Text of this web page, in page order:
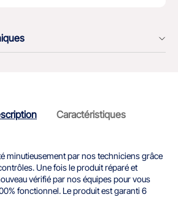
Caractéristiques
minutieusement par nos techniciens grâce
Une fois le produit réparé et
vérifié par nos équipes pour vous
fonctionnel. Le produit est garanti 6